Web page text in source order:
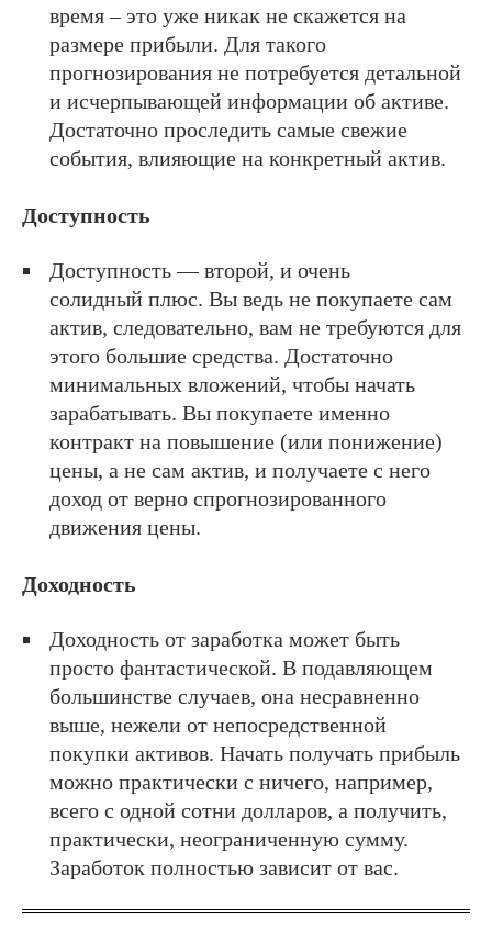
время – это уже никак не скажется на
размере прибыли. Для такого
прогнозирования не потребуется детальной
и исчерпывающей информации об активе.
Достаточно проследить самые свежие
события, влияющие на конкретный актив.
Доступность
Доступность — второй, и очень
солидный плюс. Вы ведь не покупаете сам
актив, следовательно, вам не требуются для
этого большие средства. Достаточно
минимальных вложений, чтобы начать
зарабатывать. Вы покупаете именно
контракт на повышение (или понижение)
цены, а не сам актив, и получаете с него
доход от верно спрогнозированного
движения цены.
Доходность
Доходность от заработка может быть
просто фантастической. В подавляющем
большинстве случаев, она несравненно
выше, нежели от непосредственной
покупки активов. Начать получать прибыль
можно практически с ничего, например,
всего с одной сотни долларов, а получить,
практически, неограниченную сумму.
Заработок полностью зависит от вас.